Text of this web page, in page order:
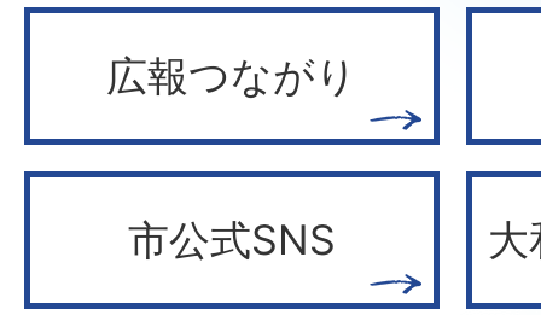
大和郡山市おむつ等月額定額制
公募型プロポーザルの実施につ
令和8年度一般競争入札結果に
図書館資料ICタグ関連機器購入
広報つながり
市公式SNS 大